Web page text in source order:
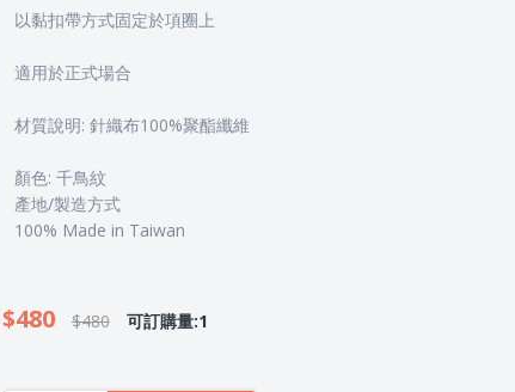
以黏扣帶方式固定於項圈上
適用於正式場合
材質說明: 針織布100%聚酯纖維
顏色: 千鳥紋
產地/製造方式
100% Made in Taiwan
$480 $480 可訂購量:1